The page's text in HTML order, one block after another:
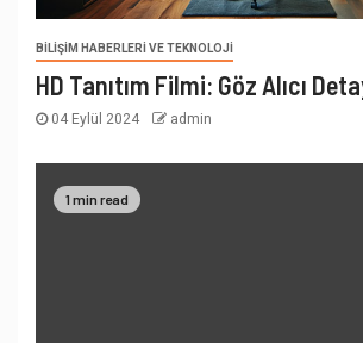
BILIŞIM HABERLERI VE TEKNOLOJI
HD Tanıtım Filmi: Göz Alıcı
04 Eylül 2024 admin
1 min read